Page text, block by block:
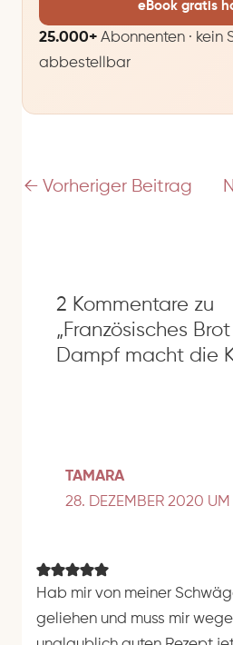
a
i
l
A
e
eBook gratis
25.000+ Abonnenten · kein
abbestellbar
← Vorheriger Beitrag
2 Kommentare zu
„Französisches
Dampf macht die
TAMARA
28. DEZEMBER 2020 UM
Hab mir von meiner
geliehen und muss mir